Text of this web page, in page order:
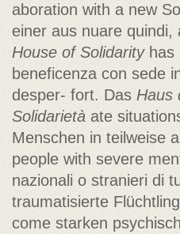
aboration with a new
einer aus nuare quindi,
House of Solidarityhas
beneficenza con sede
desper- fort. Das Haus
Solidarietàate
Menschen in teilweise
people with severe
nazionali o stranieri di
traumatisierte
come starken